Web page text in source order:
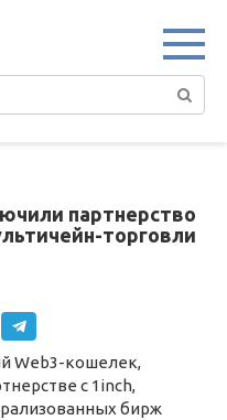
партнерство
торговли
Web3-кошелек,
с 1inch,
бирж